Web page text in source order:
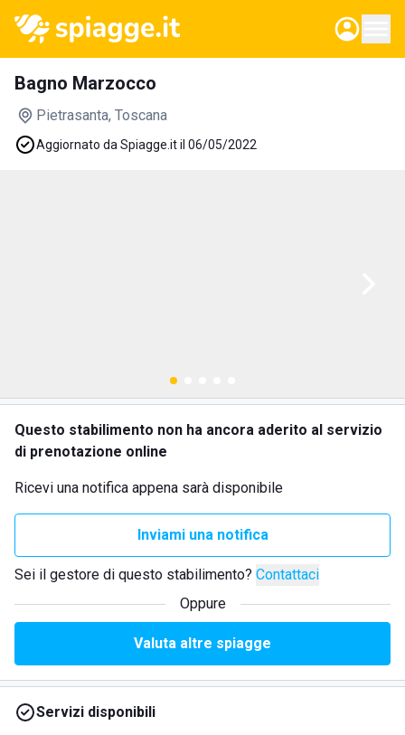
Bagno Marzocco
Pietrasanta, Toscana
Aggiornato da Spiagge.it il 06/05/2022
Questo stabilimento non ha ancora aderito al servizio
di prenotazione online
Ricevi una notifica appena sarà disponibile
Inviami una notifica
Sei il gestore di questo stabilimento? Contattaci
Oppure
Valuta altre spiagge
Servizi disponibili